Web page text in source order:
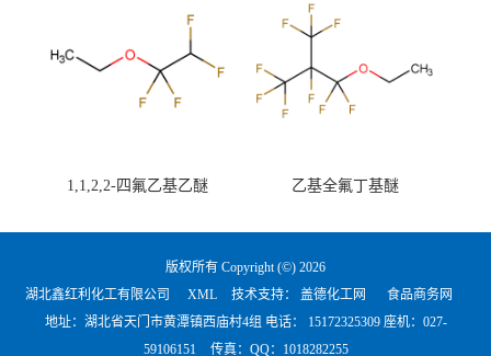
1,1,2,2-四氟乙基乙醚 乙基全氟丁基醚
版权所有 Copyright (©) 2026
湖北鑫红利化工有限公司
XML 技术支持： 盖德化工网
食品商务网
地址：湖北省天门市黄潭镇西庙村4组 电话：
15172325309 座机：027-
59106151
传真：QQ：1018282255